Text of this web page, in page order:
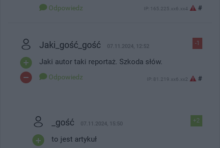
Odpowiedz IP: 165.225.xx6.xx4 #
-1
Jaki_gość_gość 07.11.2024, 12:52
Jaki autor taki reportaż. Szkoda słów.
Odpowiedz IP: 81.219.xx6.xx2 #
+2
_gość 07.11.2024, 15:50
to jest artykuł